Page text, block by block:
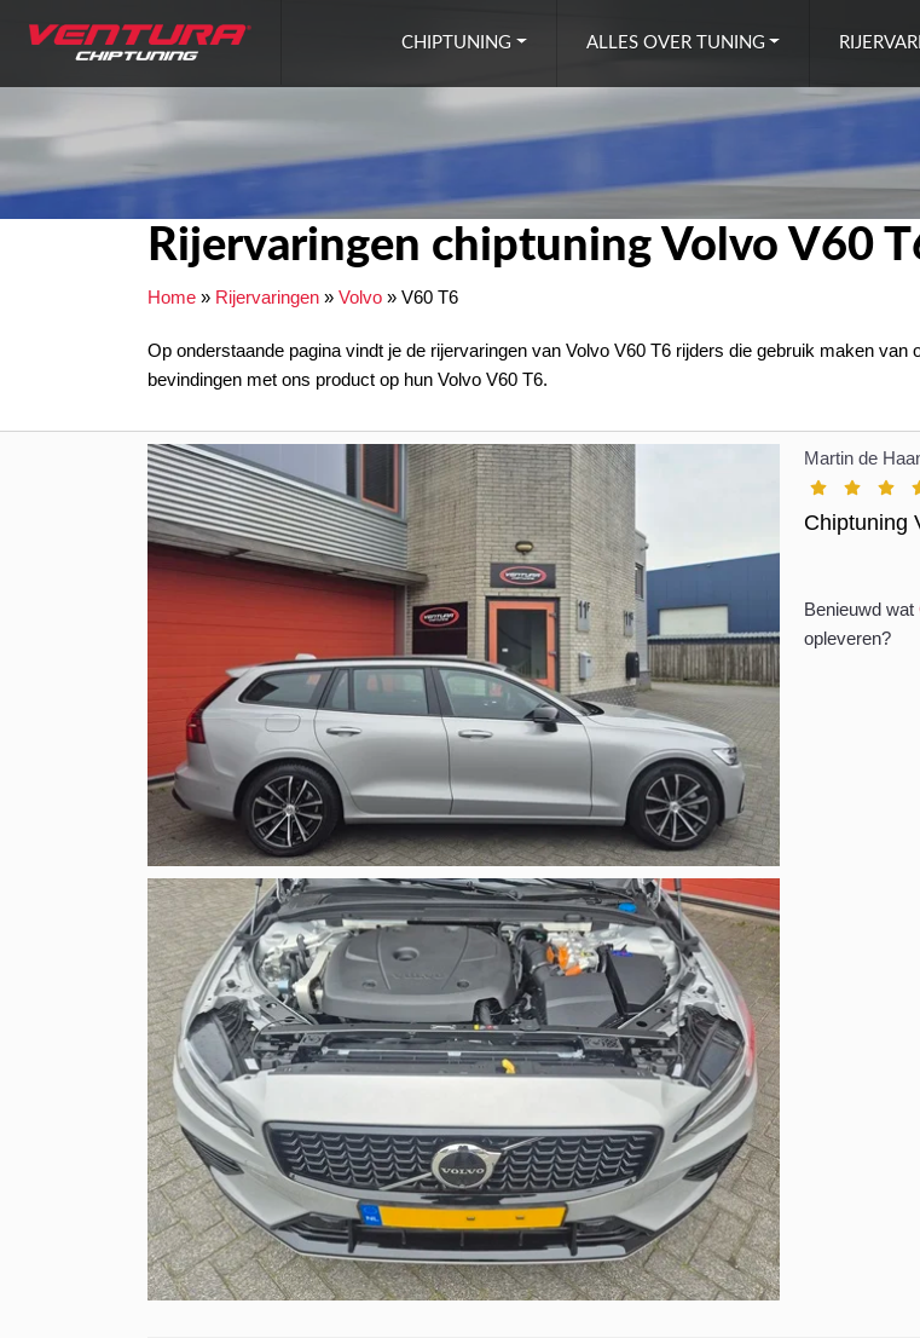
CHIPTUNING ALLES OVER TUNING
Rijervaringen chiptuning Volvo V60
Home » Rijervaringen » Volvo » V60 T6
Op onderstaande pagina vindt je de rijervaringen van Volvo V60 T6 rijders die gebruik maken
bevindingen met ons product op hun Volvo V60 T6.
Martin de
Chiptuning
Benieuwd wat
opleveren?